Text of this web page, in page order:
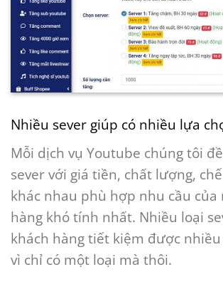
Nhiều sever giúp có nhiều lựa
Mỗi dịch vụ Youtube chúng tôi
sever với giá tiền, chất lượng,
khác nhau phù hợp nhu cầu của
hàng khó tính nhất. Nhiều loại
khách hàng tiết kiệm được
vì chỉ có một loại mà thôi.